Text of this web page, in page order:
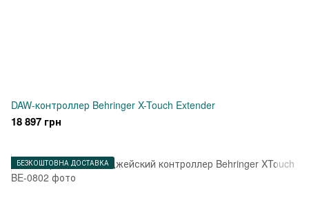
DAW-контроллер Behringer X-Touch Extender
18 897 грн
БЕЗКОШТОВНА ДОСТАВКА